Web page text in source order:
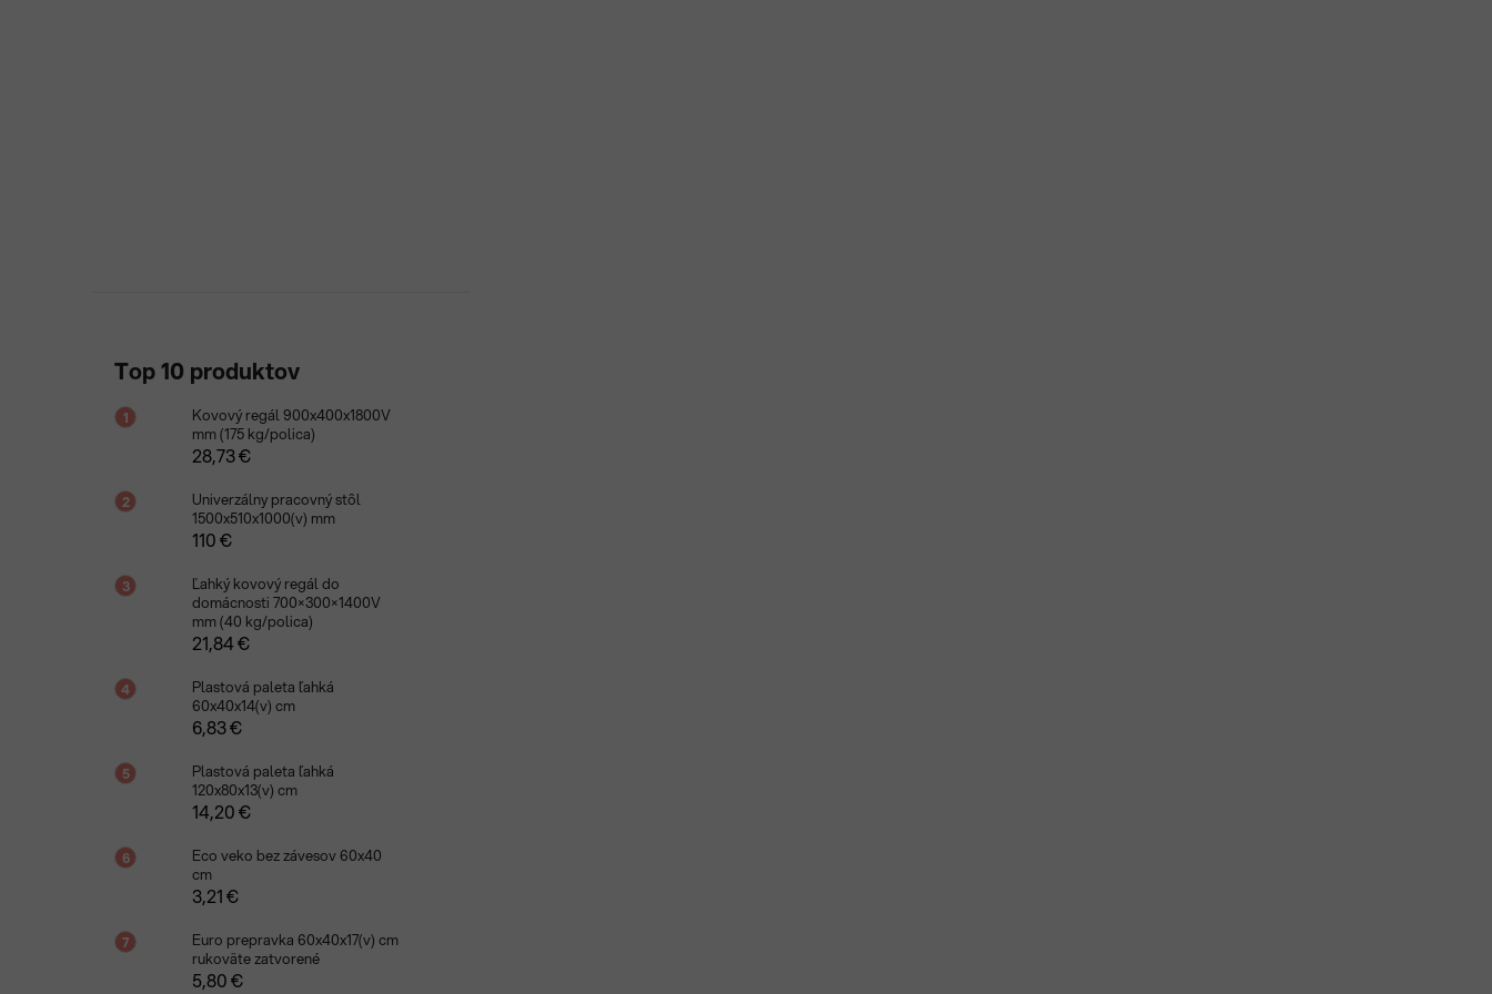
Top 10 produktov
Kovový regál 900x400x1800V
mm (175 kg/polica)
28,73 €
Univerzálny pracovný stôl
1500x510x1000(v) mm
110 €
Ľahký kovový regál do
domácnosti 700×300×1400V
mm (40 kg/polica)
21,84 €
Plastová paleta ľahká
60x40x14(v) cm
6,83 €
Plastová paleta ľahká
120x80x13(v) cm
14,20 €
Eco veko bez závesov 60x40
cm
3,21 €
Euro prepravka 60x40x17(v) cm
rukoväte zatvorené
5,80 €